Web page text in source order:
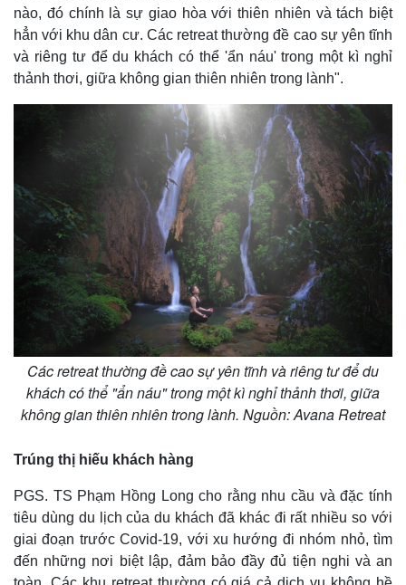
Bất động sản
Khởi nghiệp
Thị trường
Giá vàng
Tiêu dùng
Tỷ giá
Chứng khoán
Giá cà phê
nào, đó chính là sự giao hòa với thiên nhiên và tách biệt
hẳn với khu dân cư. Các retreat thường đề cao sự yên tĩnh
và riêng tư để du khách có thể 'ẩn náu' trong một kì nghỉ
thảnh thơi, giữa không gian thiên nhiên trong lành".
Các retreat thường đề cao sự yên tĩnh và riêng tư để du
khách có thể "ẩn náu" trong một kì nghỉ thảnh thơi, giữa
không gian thiên nhiên trong lành. Nguồn: Avana Retreat
Trúng thị hiếu khách hàng
PGS. TS Phạm Hồng Long cho rằng nhu cầu và đặc tính
tiêu dùng du lịch của du khách đã khác đi rất nhiều so với
giai đoạn trước Covid-19, với xu hướng đi nhóm nhỏ, tìm
đến những nơi biệt lập, đảm bảo đầy đủ tiện nghi và an